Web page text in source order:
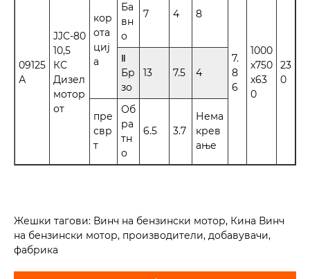
09125
А
JJC-80
10,5
КС
Дизел
мотор
от
кор
ота
циј
а
Ба
вн
о
7 4 8
7.
8
6
1000
x750
x63
0
23
0
Ⅱ
Бр
зо
13 7.5 4
пре
свр
т
Об
ра
тн
о
6.5 3.7
Нема
крев
ање
Жешки тагови: Винч на бензински мотор, Кина Винч
на бензински мотор, производители, добавувачи,
фабрика